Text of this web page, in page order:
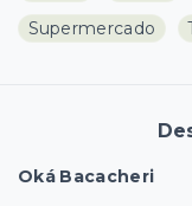
Supermercado
Oká Bacacheri